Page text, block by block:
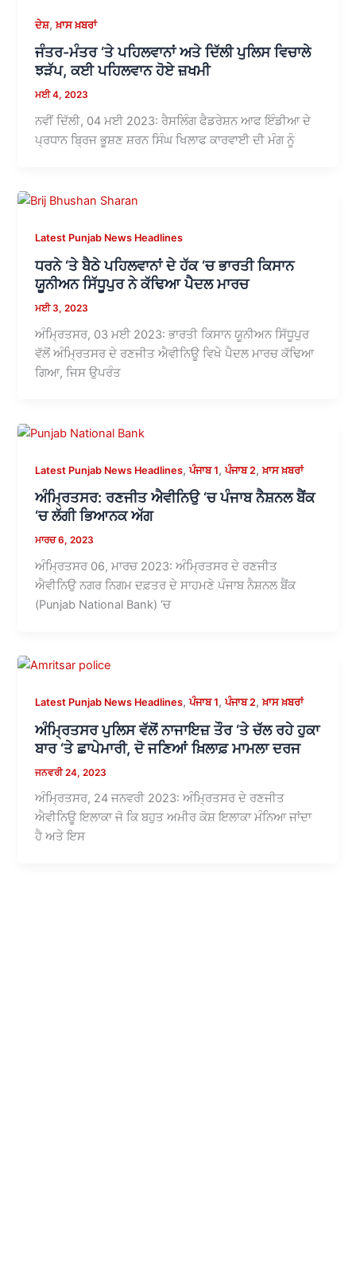
ਦੇਸ਼,ਖ਼ਾਸ ਖ਼ਬਰਾਂ
ਜੰਤਰ-ਮੰਤਰ ‘ਤੇ ਪਹਿਲਵਾਨਾਂ ਅਤੇ ਦਿੱਲੀ ਪੁਲਿਸ ਵਿਚਾਲੇ
ਝੜੱਪ, ਕਈ ਪਹਿਲਵਾਨ ਹੋਏ ਜ਼ਖਮੀ
ਮਈ 4, 2023
ਨਵੀਂ ਦਿੱਲੀ, 04 ਮਈ 2023: ਰੈਸਲਿੰਗ ਫੈਡਰੇਸ਼ਨ ਆਫ ਇੰਡੀਆ ਦੇ
ਪ੍ਰਧਾਨ ਬ੍ਰਿਜ ਭੂਸ਼ਣ ਸ਼ਰਨ ਸਿੰਘ ਖਿਲਾਫ ਕਾਰਵਾਈ ਦੀ ਮੰਗ ਨੂੰ
Latest Punjab News Headlines
ਧਰਨੇ ‘ਤੇ ਬੈਠੇ ਪਹਿਲਵਾਨਾਂ ਦੇ ਹੱਕ ‘ਚ ਭਾਰਤੀ ਕਿਸਾਨ
ਯੂਨੀਅਨ ਸਿੱਧੂਪੁਰ ਨੇ ਕੱਢਿਆ ਪੈਦਲ ਮਾਰਚ
ਮਈ 3, 2023
ਅੰਮ੍ਰਿਤਸਰ, 03 ਮਈ 2023: ਭਾਰਤੀ ਕਿਸਾਨ ਯੂਨੀਅਨ ਸਿੱਧੂਪੁਰ
ਵੱਲੋਂ ਅੰਮ੍ਰਿਤਸਰ ਦੇ ਰਣਜੀਤ ਐਵੀਨਿਊ ਵਿਖੇ ਪੈਦਲ ਮਾਰਚ ਕੱਢਿਆ
ਗਿਆ, ਜਿਸ ਉਪਰੰਤ
Latest Punjab News Headlines,ਪੰਜਾਬ 1,ਪੰਜਾਬ 2,ਖ਼ਾਸ ਖ਼ਬਰਾਂ
ਅੰਮ੍ਰਿਤਸਰ: ਰਣਜੀਤ ਐਵੀਨਿਉ ‘ਚ ਪੰਜਾਬ ਨੈਸ਼ਨਲ ਬੈਂਕ
‘ਚ ਲੱਗੀ ਭਿਆਨਕ ਅੱਗ
ਮਾਰਚ 6, 2023
ਅੰਮ੍ਰਿਤਸਰ 06, ਮਾਰਚ 2023: ਅੰਮ੍ਰਿਤਸਰ ਦੇ ਰਣਜੀਤ
ਐਵੀਨਿਉ ਨਗਰ ਨਿਗਮ ਦਫ਼ਤਰ ਦੇ ਸਾਹਮਣੇ ਪੰਜਾਬ ਨੈਸ਼ਨਲ ਬੈਂਕ
(Punjab National Bank) ‘ਚ
Latest Punjab News Headlines,ਪੰਜਾਬ 1,ਪੰਜਾਬ 2,ਖ਼ਾਸ ਖ਼ਬਰਾਂ
ਅੰਮ੍ਰਿਤਸਰ ਪੁਲਿਸ ਵੱਲੋਂ ਨਾਜਾਇਜ਼ ਤੌਰ ‘ਤੇ ਚੱਲ ਰਹੇ ਹੁਕਾ
ਬਾਰ ‘ਤੇ ਛਾਪੇਮਾਰੀ, ਦੋ ਜਣਿਆਂ ਖ਼ਿਲਾਫ਼ ਮਾਮਲਾ ਦਰਜ
ਜਨਵਰੀ 24, 2023
ਅੰਮ੍ਰਿਤਸਰ, 24 ਜਨਵਰੀ 2023: ਅੰਮ੍ਰਿਤਸਰ ਦੇ ਰਣਜੀਤ
ਐਵੀਨਿਊ ਇਲਾਕਾ ਜੋ ਕਿ ਬਹੁਤ ਅਮੀਰ ਕੋਸ਼ ਇਲਾਕਾ ਮੰਨਿਆ ਜਾਂਦਾ
ਹੈ ਅਤੇ ਇਸ